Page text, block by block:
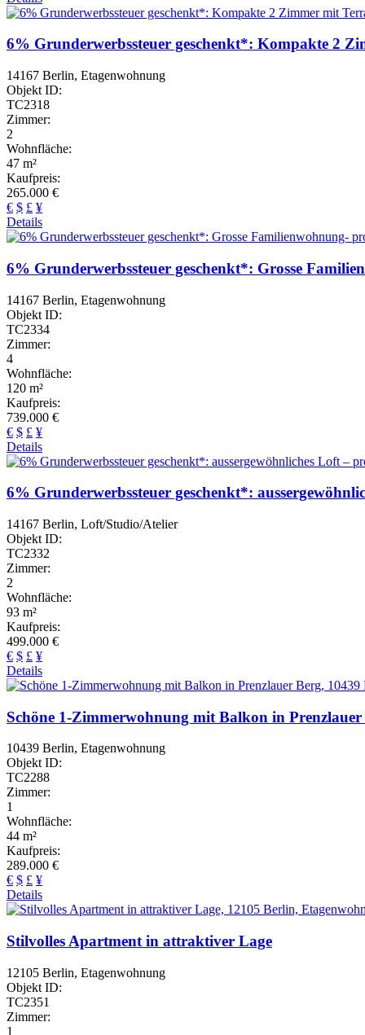
6% Grunderwerbssteuer geschenkt*: Kompakte 2
14167 Berlin, Etagenwohnung
Objekt ID:
TC2318
Zimmer:
2
Wohnfläche:
47 m²
Kaufpreis:
265.000 €
€ $ £ ¥
Details
6% Grunderwerbssteuer geschenkt*: Grosse
14167 Berlin, Etagenwohnung
Objekt ID:
TC2334
Zimmer:
4
Wohnfläche:
120 m²
Kaufpreis:
739.000 €
€ $ £ ¥
Details
6% Grunderwerbssteuer geschenkt*:
14167 Berlin, Loft/Studio/Atelier
Objekt ID:
TC2332
Zimmer:
2
Wohnfläche:
93 m²
Kaufpreis:
499.000 €
€ $ £ ¥
Details
Schöne 1-Zimmerwohnung mit Balkon in Prenzlauer
10439 Berlin, Etagenwohnung
Objekt ID:
TC2288
Zimmer:
1
Wohnfläche:
44 m²
Kaufpreis:
289.000 €
€ $ £ ¥
Details
Stilvolles Apartment in attraktiver Lage
12105 Berlin, Etagenwohnung
Objekt ID:
TC2351
Zimmer:
1